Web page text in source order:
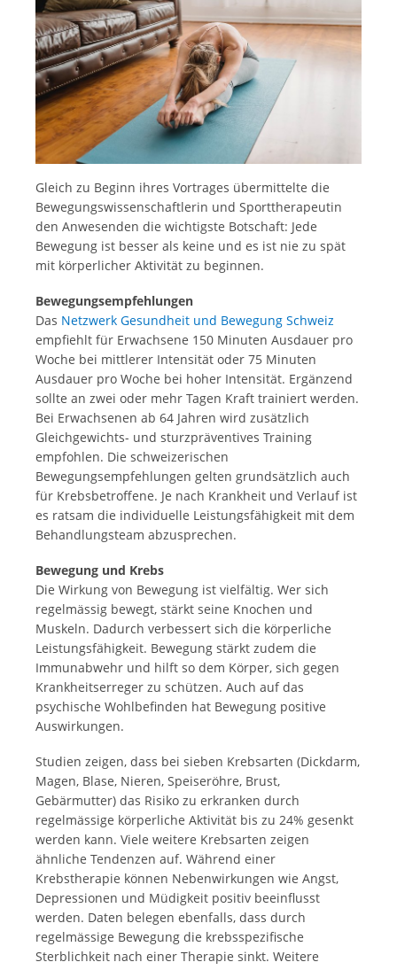
Gleich zu Beginn ihres Vortrages übermittelte die
Bewegungswissenschaftlerin und Sporttherapeutin
den Anwesenden die wichtigste Botschaft: Jede
Bewegung ist besser als keine und es ist nie zu spät
mit körperlicher Aktivität zu beginnen.
Bewegungsempfehlungen
Das Netzwerk Gesundheit und Bewegung Schweiz
empfiehlt für Erwachsene 150 Minuten Ausdauer pro
Woche bei mittlerer Intensität oder 75 Minuten
Ausdauer pro Woche bei hoher Intensität. Ergänzend
sollte an zwei oder mehr Tagen Kraft trainiert werden.
Bei Erwachsenen ab 64 Jahren wird zusätzlich
Gleichgewichts- und sturzpräventives Training
empfohlen. Die schweizerischen
Bewegungsempfehlungen gelten grundsätzlich auch
für Krebsbetroffene. Je nach Krankheit und Verlauf ist
es ratsam die individuelle Leistungsfähigkeit mit dem
Behandlungsteam abzusprechen.
Bewegung und Krebs
Die Wirkung von Bewegung ist vielfältig. Wer sich
regelmässig bewegt, stärkt seine Knochen und
Muskeln. Dadurch verbessert sich die körperliche
Leistungsfähigkeit. Bewegung stärkt zudem die
Immunabwehr und hilft so dem Körper, sich gegen
Krankheitserreger zu schützen. Auch auf das
psychische Wohlbefinden hat Bewegung positive
Auswirkungen.
Studien zeigen, dass bei sieben Krebsarten (Dickdarm,
Magen, Blase, Nieren, Speiseröhre, Brust,
Gebärmutter) das Risiko zu erkranken durch
regelmässige körperliche Aktivität bis zu 24% gesenkt
werden kann. Viele weitere Krebsarten zeigen
ähnliche Tendenzen auf. Während einer
Krebstherapie können Nebenwirkungen wie Angst,
Depressionen und Müdigkeit positiv beeinflusst
werden. Daten belegen ebenfalls, dass durch
regelmässige Bewegung die krebsspezifische
Sterblichkeit nach einer Therapie sinkt. Weitere